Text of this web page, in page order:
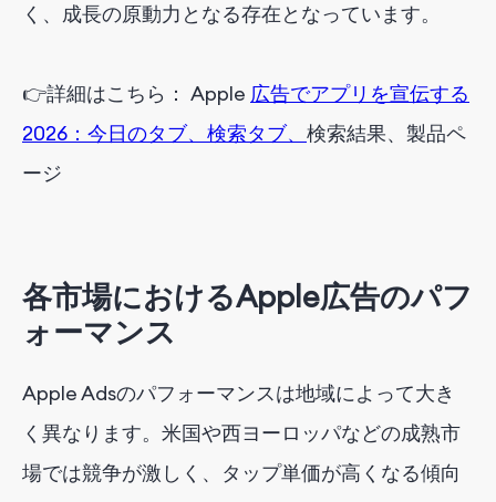
く、成長の原動力となる存在となっています。
👉詳細はこちら ： Apple 広告でアプリを宣伝する
2026：今日のタブ、検索タブ、 検索結果、 製品ペ
ージ
各市場におけるApple広告のパフ
ォーマンス
Apple Adsのパフォーマンスは地域によって大き
く異なります。米国や西ヨーロッパなどの成熟市
場では競争が激しく、タップ単価が高くなる傾向